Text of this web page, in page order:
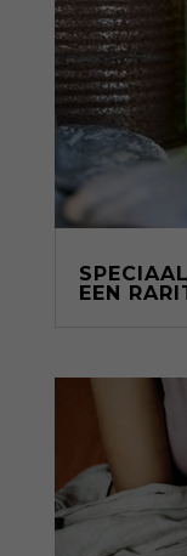
EEN